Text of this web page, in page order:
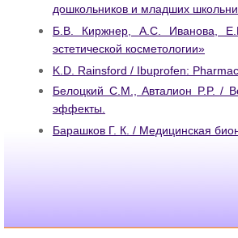
дошкольников и младших
Б.В. Киржнер, А.С. Иванова,
эстетической косметологии»
K.D. Rainsford / Ibuprofen:
Белоцкий С.М., Авталион P.P. /
эффекты.
Барашков Г. К. / Медицинская